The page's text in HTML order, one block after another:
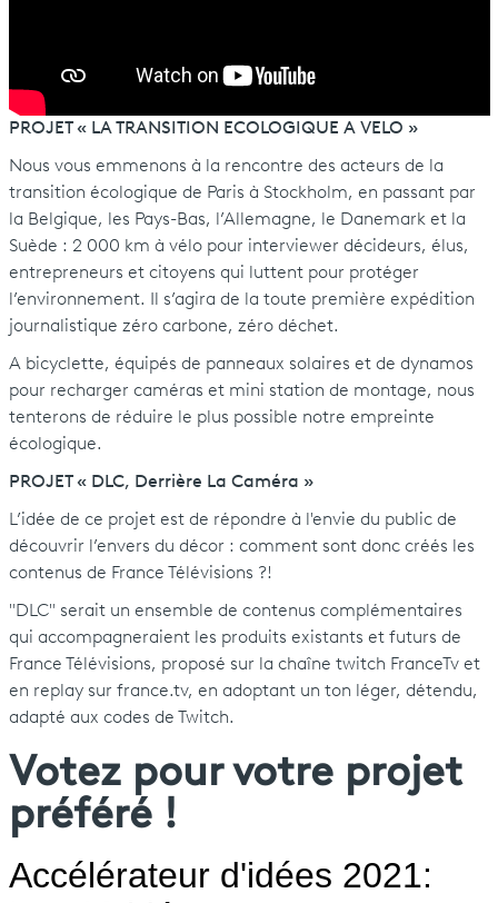
PROJET « LA TRANSITION ECOLOGIQUE A VELO »
Nous vous emmenons à la rencontre des acteurs de la
transition écologique de Paris à Stockholm, en passant par
la Belgique, les Pays-Bas, l’Allemagne, le Danemark et la
Suède : 2 000 km à vélo pour interviewer décideurs, élus,
entrepreneurs et citoyens qui luttent pour protéger
l’environnement. Il s’agira de la toute première expédition
journalistique zéro carbone, zéro déchet.
A bicyclette, équipés de panneaux solaires et de dynamos
pour recharger caméras et mini station de montage, nous
tenterons de réduire le plus possible notre empreinte
écologique.
PROJET « DLC, Derrière La Caméra »
L’idée de ce projet est de répondre à l'envie du public de
découvrir l’envers du décor : comment sont donc créés les
contenus de France Télévisions ?!
"DLC" serait un ensemble de contenus complémentaires
qui accompagneraient les produits existants et futurs de
France Télévisions, proposé sur la chaîne twitch FranceTv et
en replay sur france.tv, en adoptant un ton léger, détendu,
adapté aux codes de Twitch.
Votez pour votre projet
préféré !